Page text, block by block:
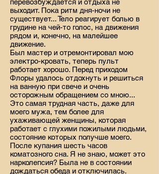
перевозбуждается и отдыха не
выходит. Пока ритм дня-ночи не
существует... Тело реагирует болью в
грудине на чей-то голос, на движения
рядом и, конечно, на малейшее
движение.
Был мастер и отремонтировал мою
электро-кровать, теперь пульт
работает хорошо. Перед приходом
Флоры удалось отдохнуть и решиться
на ванную при свече и очень
осторожным обращением со мною...
Это самая трудная часть, даже для
моего мужа, тем более для
ухаживающей женщины, которая
работает с глухими пожилыми людьми,
состояние которых получше моего.
После купания шесть часов
коматозного сна. Я не знаю, может это
нарколепсия? Была не в состоянии
дождаться обеда и отключилась.